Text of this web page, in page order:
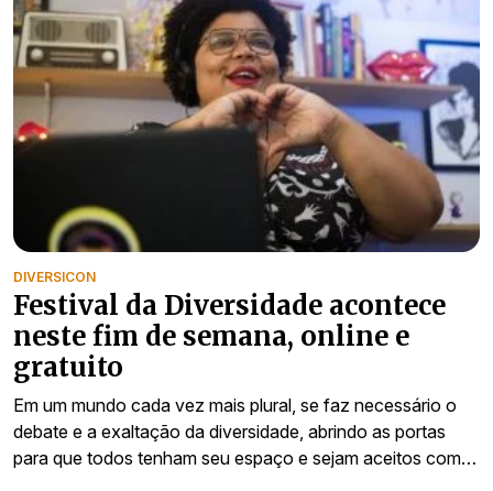
DIVERSICON
Festival da Diversidade acontece
neste fim de semana, online e
gratuito
Em um mundo cada vez mais plural, se faz necessário o
debate e a exaltação da diversidade, abrindo as portas
para que todos tenham seu espaço e sejam aceitos com…